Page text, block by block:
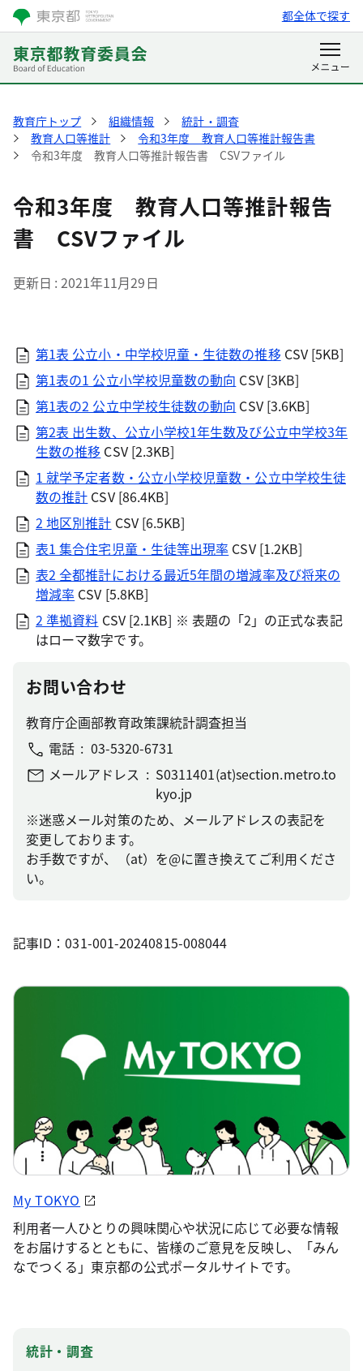
都全体で探す
教育庁トップ 組織情報
統計・調査
教育人口等推計
令和3年度 教育人口等推計報告書
令和3年度 教育人口等推計報告書 CSVファイル
令和3年度 教育人口等推計報告
書 CSVファイル
更新日 2021年11月29日
第1表 公立小・中学校児童・生徒数の推移CSV [5KB]
第1表の1 公立小学校児童数の動向 CSV [3KB]
第1表の2 公立中学校生徒数の動向 CSV [3.6KB]
第2表 出生数、公立小学校1年生数及び公立中学校3年
生数の推移 CSV [2.3KB]
1 就学予定者数・公立小学校児童数・公立中学校生徒
数の推計 CSV [86.4KB]
2 地区別推計 CSV [6.5KB]
表1 集合住宅児童・生徒等出現率 CSV [1.2KB]
表2 全都推計における最近5年間の増減率及び将来の
増減率 CSV [5.8KB]
2 準拠資料 CSV [2.1KB] ※ 表題の「2」の正式な表記
はローマ数字です。
お問い合わせ
教育庁企画部教育政策課統計調査担当
電話
03-5320-6731
メールアドレス
S0311401(at)section.metro.to
kyo.jp
※迷惑メール対策のため、メールアドレスの表記を
変更しております。
お手数ですが、（at）を@に置き換えてご利用くださ
い。
記事ID：031-001-20240815-008044
My TOKYO
利用者一人ひとりの興味関心や状況に応じて必要な情報
をお届けするとともに、皆様のご意見を反映し、「みん
なでつくる」東京都の公式ポータルサイトです。
統計・調査